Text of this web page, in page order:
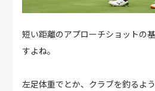
短い距離のアプローチショットの
すよね。
左足体重でとか、クラブを釣るよ